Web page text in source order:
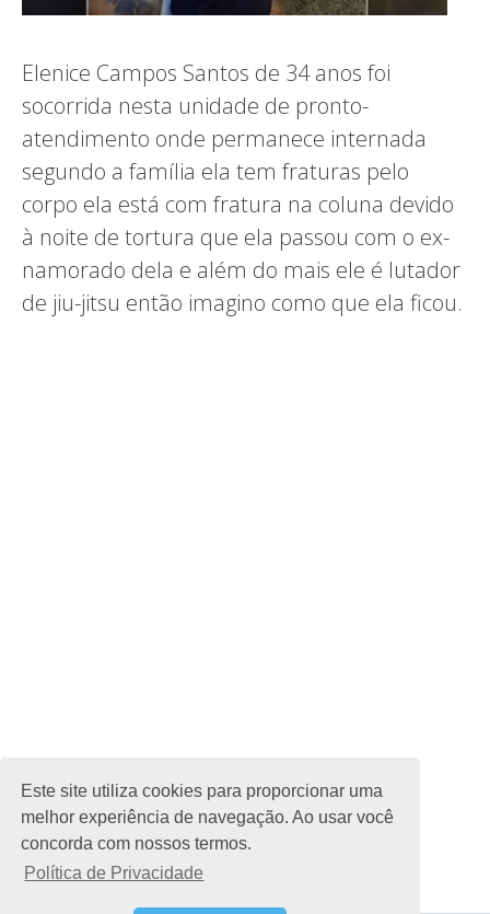
Este site utiliza cookies para proporcionar uma
melhor experiência de navegação. Ao usar você
concorda com nossos termos.
Política de Privacidade
Elenice Campos Santos de 34 anos foi
socorrida nesta unidade de pronto-
atendimento onde permanece internada
segundo a família ela tem fraturas pelo
corpo ela está com fratura na coluna devido
à noite de tortura que ela passou com o ex-
namorado dela e além do mais ele é lutador
de jiu-jitsu então imagino como que ela ficou.